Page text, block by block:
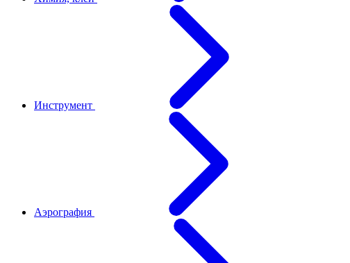
Инструмент
Аэрография